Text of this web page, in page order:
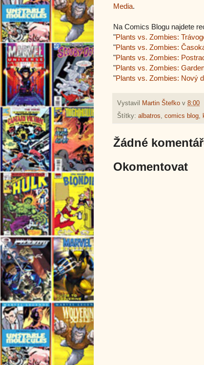
Media.
Na Comics Blogu najdete
"Plants vs. Zombies:
"Plants vs. Zombies:
"Plants vs. Zombies:
"Plants vs. Zombies:
"Plants vs. Zombies: Nový
Vystavil Martin Štefko v 8:00
Štítky: albatros, comics blog,
Žádné
Okomentovat